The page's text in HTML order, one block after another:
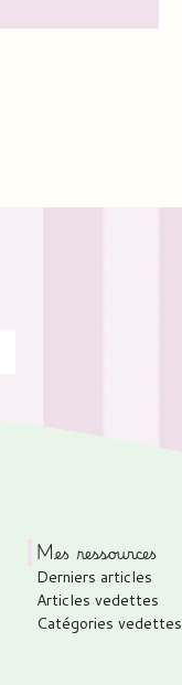
Mes ressources
Derniers articles
Articles vedettes
Catégories vedettes